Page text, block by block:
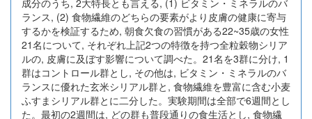
成分のうち, 2大特長とも言える, (1) ビタミン・ミネラルのバ
ランス, (2) 食物繊維のどちらの要素がより皮膚の健康に寄与
するかを検証するため, 朝食欠食の習慣がある22~35歳の女性
21名について, それぞれ上記2つの特徴を持つ全粒穀物シリア
ルの, 皮膚に及ぼす影響について調べた。21名を3群に分け, 1
群はコントロール群とし, その他は, ビタミン・ミネラルのバ
ランスに優れた玄米シリアル群と, 食物繊維を豊富に含む小麦
ふすまシリアル群とに二分した。実験期間は全部で6週間とし
た。最初の2週間は, どの群も普段通りの食生活とし, 食物繊